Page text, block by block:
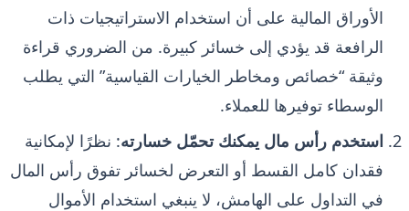
الأوراق المالية على أن استخدام الاستراتيجيات ذات
الرافعة قد يؤدي إلى خسائر كبيرة. من الضروري قراءة
وثيقة “خصائص ومخاطر الخيارات القياسية” التي يطلب
الوسطاء توفيرها للعملاء.
استخدم رأس مال يمكنك تحمّل خسارته: نظرًا لإمكانية
فقدان كامل القسط أو التعرض لخسائر تفوق رأس المال
في التداول على الهامش، لا ينبغي استخدام الأموال